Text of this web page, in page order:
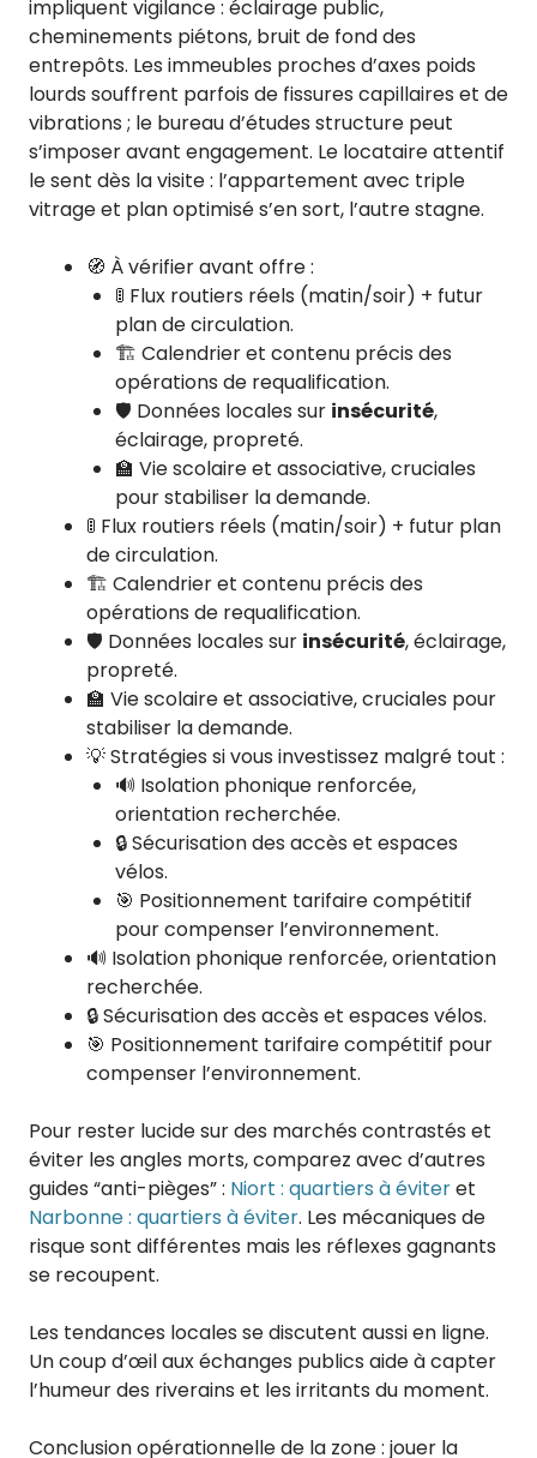
impliquent vigilance : éclairage public,
cheminements piétons, bruit de fond des
entrepôts. Les immeubles proches d’axes poids
lourds souffrent parfois de fissures capillaires et de
vibrations ; le bureau d’études structure peut
s’imposer avant engagement. Le locataire attentif
le sent dès la visite : l’appartement avec triple
vitrage et plan optimisé s’en sort, l’autre stagne.
🧭 À vérifier avant offre :
🚦 Flux routiers réels (matin/soir) + futur
plan de circulation.
🏗️ Calendrier et contenu précis des
opérations de requalification.
🛡️ Données locales sur insécurité,
éclairage, propreté.
🏫 Vie scolaire et associative, cruciales
pour stabiliser la demande.
🚦 Flux routiers réels (matin/soir) + futur plan
de circulation.
🏗️ Calendrier et contenu précis des
opérations de requalification.
🛡️ Données locales sur insécurité, éclairage,
propreté.
🏫 Vie scolaire et associative, cruciales pour
stabiliser la demande.
💡 Stratégies si vous investissez malgré tout :
🔊 Isolation phonique renforcée,
orientation recherchée.
🔒 Sécurisation des accès et espaces
vélos.
🎯 Positionnement tarifaire compétitif
pour compenser l’environnement.
🔊 Isolation phonique renforcée, orientation
recherchée.
🔒 Sécurisation des accès et espaces vélos.
🎯 Positionnement tarifaire compétitif pour
compenser l’environnement.
Pour rester lucide sur des marchés contrastés et
éviter les angles morts, comparez avec d’autres
guides “anti-pièges” : Niort : quartiers à éviteret
Narbonne : quartiers à éviter. Les mécaniques de
risque sont différentes mais les réflexes gagnants
se recoupent.
Les tendances locales se discutent aussi en ligne.
Un coup d’œil aux échanges publics aide à capter
l’humeur des riverains et les irritants du moment.
Conclusion opérationnelle de la zone : jouer la